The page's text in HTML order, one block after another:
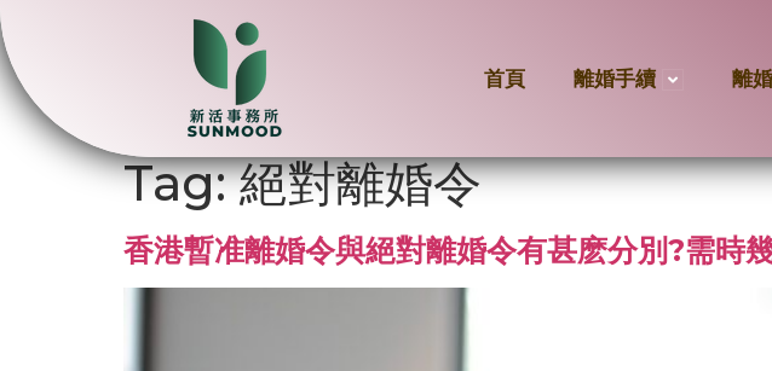
首頁 離婚手續 離
Tag:絕對離婚令
香港暫准離婚令與絕對離婚令有甚麽分別?需時